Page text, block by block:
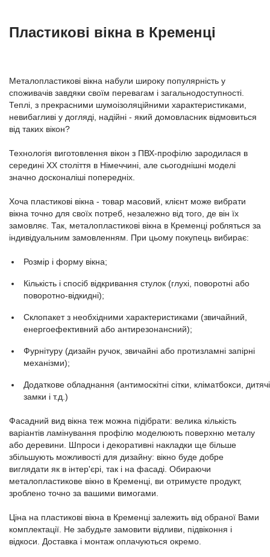
Пластикові вікна в Кременці
Металопластикові вікна набули широку популярність у
споживачів завдяки своїм перевагам і загальнодоступності.
Теплі, з прекрасними шумоізоляційними характеристиками,
невибагливі у догляді, надійні - який домовласник відмовиться
від таких вікон?
Технологія виготовлення вікон з ПВХ-профілю зародилася в
середині ХХ століття в Німеччині, але сьогоднішні моделі
значно досконаліші попередніх.
Хоча пластикові вікна - товар масовий, клієнт може вибрати
вікна точно для своїх потреб, незалежно від того, де він їх
замовляє. Так, металопластикові вікна в Кременці робляться за
індивідуальним замовленням. При цьому покупець вибирає:
Розмір і форму вікна;
Кількість і спосіб відкривання стулок (глухі, поворотні або
поворотно-відкидні);
Склопакет з необхідними характеристиками (звичайний,
енергоефективний або антирезонансний);
Фурнітуру (дизайн ручок, звичайні або протизламні запірні
механізми);
Додаткове обладнання (антимоскітні сітки, кліматбокси, дитячі
замки і т.д.)
Фасадний вид вікна теж можна підібрати: велика кількість
варіантів ламінування профілю моделюють поверхню металу
або деревини. Шпроси і декоративні накладки ще більше
збільшують можливості для дизайну: вікно буде добре
виглядати як в інтер'єрі, так і на фасаді. Обираючи
металопластикове вікно в Кременці, ви отримуєте продукт,
зроблено точно за вашими вимогами.
Ціна на пластикові вікна в Кременці залежить від обраної Вами
комплектації. Не забудьте замовити відливи, підвіконня і
відкоси. Доставка і монтаж оплачуються окремо.